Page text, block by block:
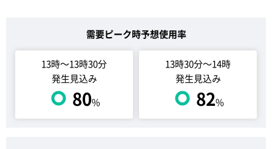
需要ピーク時予想使用率
13時～13時30分
発生見込み
80%
13時30分～14時
発生見込み
82%